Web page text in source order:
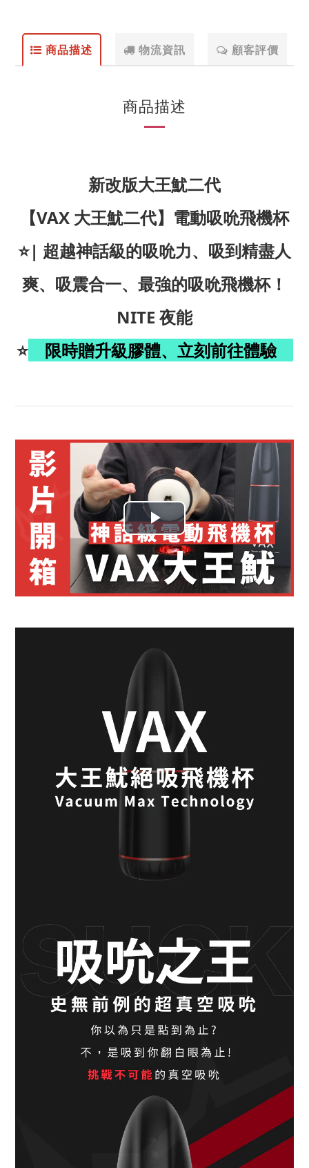
商品描述 物流資訊 顧客評價
商品描述
新改版大王魷二代
【VAX 大王魷二代】電動吸吮飛機杯
⭐️| 超越神話級的吸吮力、吸到精盡人
爽、吸震合一、最強的吸吮飛機杯！
NITE 夜能
⭐️限時贈升級膠體、 立刻前往體驗